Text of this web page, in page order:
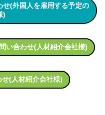
(外国人を雇用する予定の
)
い合わせ(人材紹介会社様)
(人材紹介会社様)